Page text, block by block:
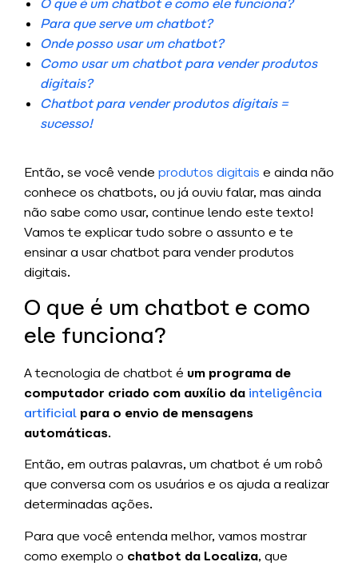
O que é um chatbot e como ele funciona?
Para que serve um chatbot?
Onde posso usar um chatbot?
Como usar um chatbot para vender produtos
digitais?
Chatbot para vender produtos digitais =
sucesso!
Então, se você vende produtos digitais e ainda não
conhece os chatbots, ou já ouviu falar, mas ainda
não sabe como usar, continue lendo este texto!
Vamos te explicar tudo sobre o assunto e te
ensinar a usar chatbot para vender produtos
digitais.
O que é um chatbot e como
ele funciona?
A tecnologia de chatbot é um programa de
computador criado com auxílio da inteligência
artificialpara o envio de mensagens
automáticas.
Então, em outras palavras, um chatbot é um robô
que conversa com os usuários e os ajuda a realizar
determinadas ações.
Para que você entenda melhor, vamos mostrar
como exemplo o chatbot da Localiza, que